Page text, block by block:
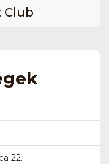
Club
22.